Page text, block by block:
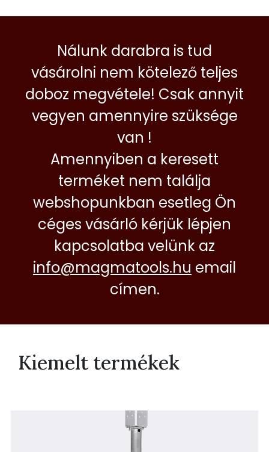
Nálunk darabra is tud
vásárolni nem kötelező teljes
doboz megvétele! Csak annyit
vegyen amennyire szüksége
van !
Amennyiben a keresett
terméket nem találja
webshopunkban esetleg Ön
céges vásárló kérjük lépjen
kapcsolatba velünk az
info@magmatools.hu email
címen.
Kiemelt termékek